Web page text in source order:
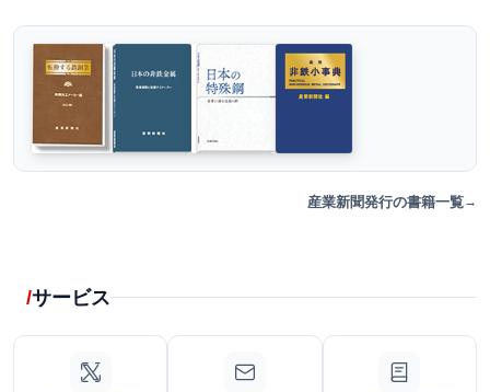
産業新聞発行の書籍一覧
サービス